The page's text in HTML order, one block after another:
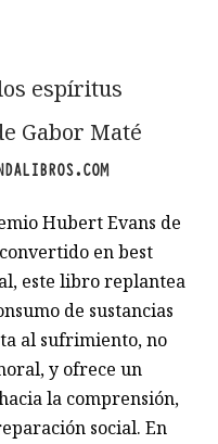
espíritus
Gabor Maté
Hubert Evans de
en best
este libro replantea
de sustancias
al sufrimiento, no
y ofrece un
la comprensión,
social. En